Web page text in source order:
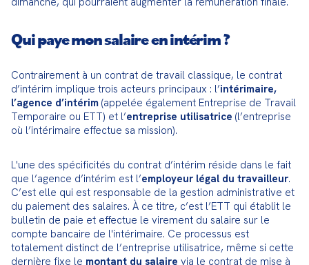
Qui paye mon salaire en intérim ?
Contrairement à un contrat de travail classique, le contrat
d’intérim implique trois acteurs principaux : l’intérimaire,
l’agence d’intérim (appelée également Entreprise de Travail
Temporaire ou ETT) et l’entreprise utilisatrice (l’entreprise
où l’intérimaire effectue sa mission).
L'une des spécificités du contrat d’intérim réside dans le fait
que l’agence d’intérim est l’employeur légal du travailleur.
C’est elle qui est responsable de la gestion administrative et
du paiement des salaires. À ce titre, c’est l’ETT qui établit le
bulletin de paie et effectue le virement du salaire sur le
compte bancaire de l'intérimaire. Ce processus est
totalement distinct de l’entreprise utilisatrice, même si cette
dernière fixe le montant du salaire via le contrat de mise à